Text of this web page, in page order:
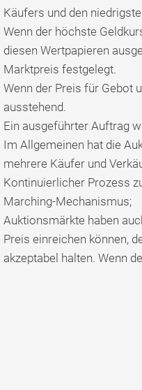
Käufers und den
Wenn der höchste
diesen Wertpapieren
Marktpreis festgelegt.
Wenn der Preis für Gebot
ausstehend.
Ein ausgeführter Auftrag
Im Allgemeinen hat die
mehrere Käufer und
Kontinuierlicher Prozess
Marching-Mechanismus;
Auktionsmärkte haben
Preis einreichen können,
akzeptabel halten. Wenn